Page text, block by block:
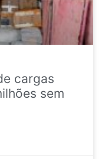
cargas
sem